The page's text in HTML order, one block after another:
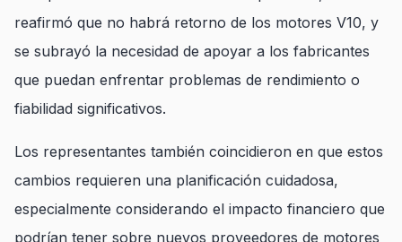
reafirmó que no habrá retorno de los motores V10, y
se subrayó la necesidad de apoyar a los fabricantes
que puedan enfrentar problemas de rendimiento o
fiabilidad significativos.
Los representantes también coincidieron en que estos
cambios requieren una planificación cuidadosa,
especialmente considerando el impacto financiero que
podrían tener sobre nuevos proveedores de motores